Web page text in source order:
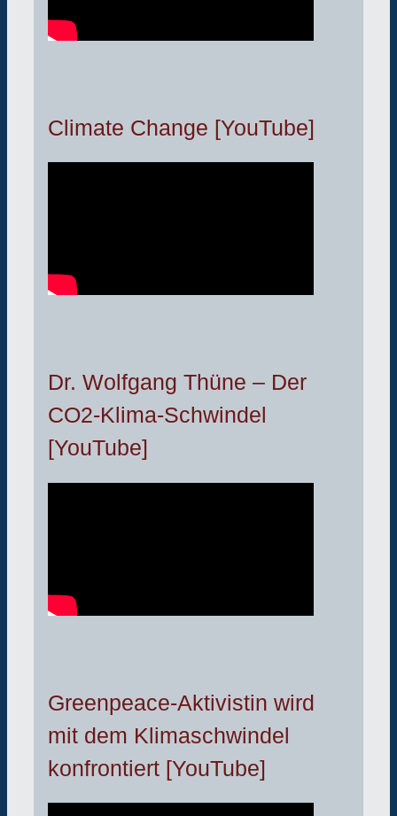
Climate Change [YouTube]
Dr. Wolfgang Thüne – Der
CO2-Klima-Schwindel
[YouTube]
Greenpeace-Aktivistin wird
mit dem Klimaschwindel
konfrontiert [YouTube]